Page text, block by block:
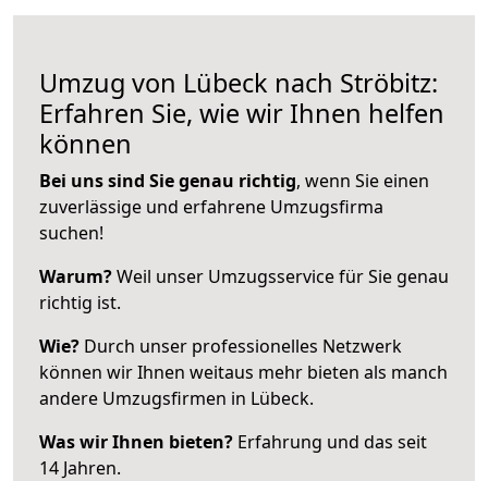
Umzug von Lübeck nach Ströbitz:
Erfahren Sie, wie wir Ihnen helfen
können
Bei uns sind Sie genau richtig, wenn Sie einen
zuverlässige und erfahrene Umzugsfirma
suchen!
Warum?Weil unser Umzugsservice für Sie genau
richtig ist.
Wie? Durch unser professionelles Netzwerk
können wir Ihnen weitaus mehr bieten als manch
andere Umzugsfirmen in Lübeck.
Was wir Ihnen bieten? Erfahrung und das seit
14 Jahren.